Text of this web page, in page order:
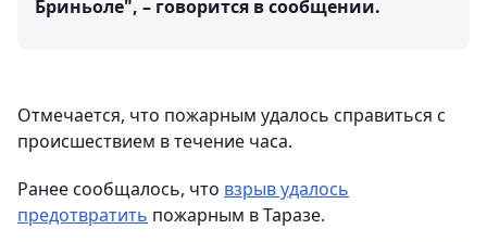
Бриньоле", – говорится в сообщении.
Отмечается, что пожарным удалось справиться с
происшествием в течение часа.
Ранее сообщалось, что взрыв удалось
предотвратить пожарным в Таразе.